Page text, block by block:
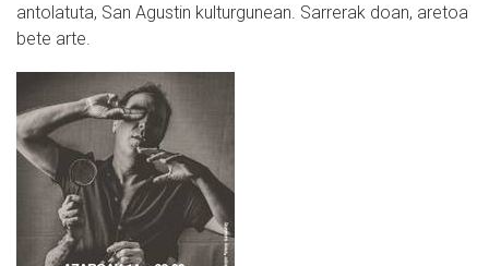
antolatuta, San Agustin kulturgunean. Sarrerak doan, aretoa
bete arte.